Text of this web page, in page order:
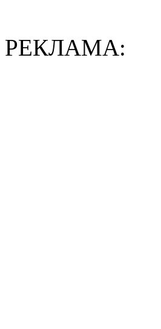
РЕКЛАМА: